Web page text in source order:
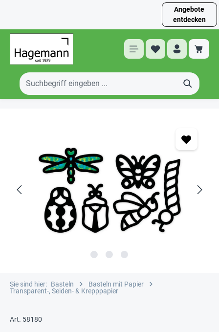
Angebote
entdecken
Sie sind hier: Basteln
Basteln mit Papier
Transparent-, Seiden- & Krepppapier
Art. 58180